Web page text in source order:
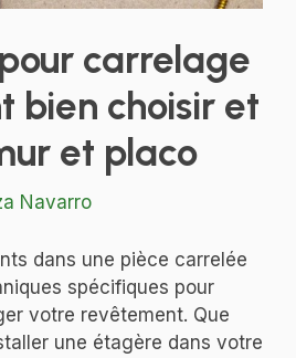
carrelage
bien choisir et
et placo
Navarro
dans une pièce carrelée
spécifiques pour
votre revêtement. Que
une étagère dans votre